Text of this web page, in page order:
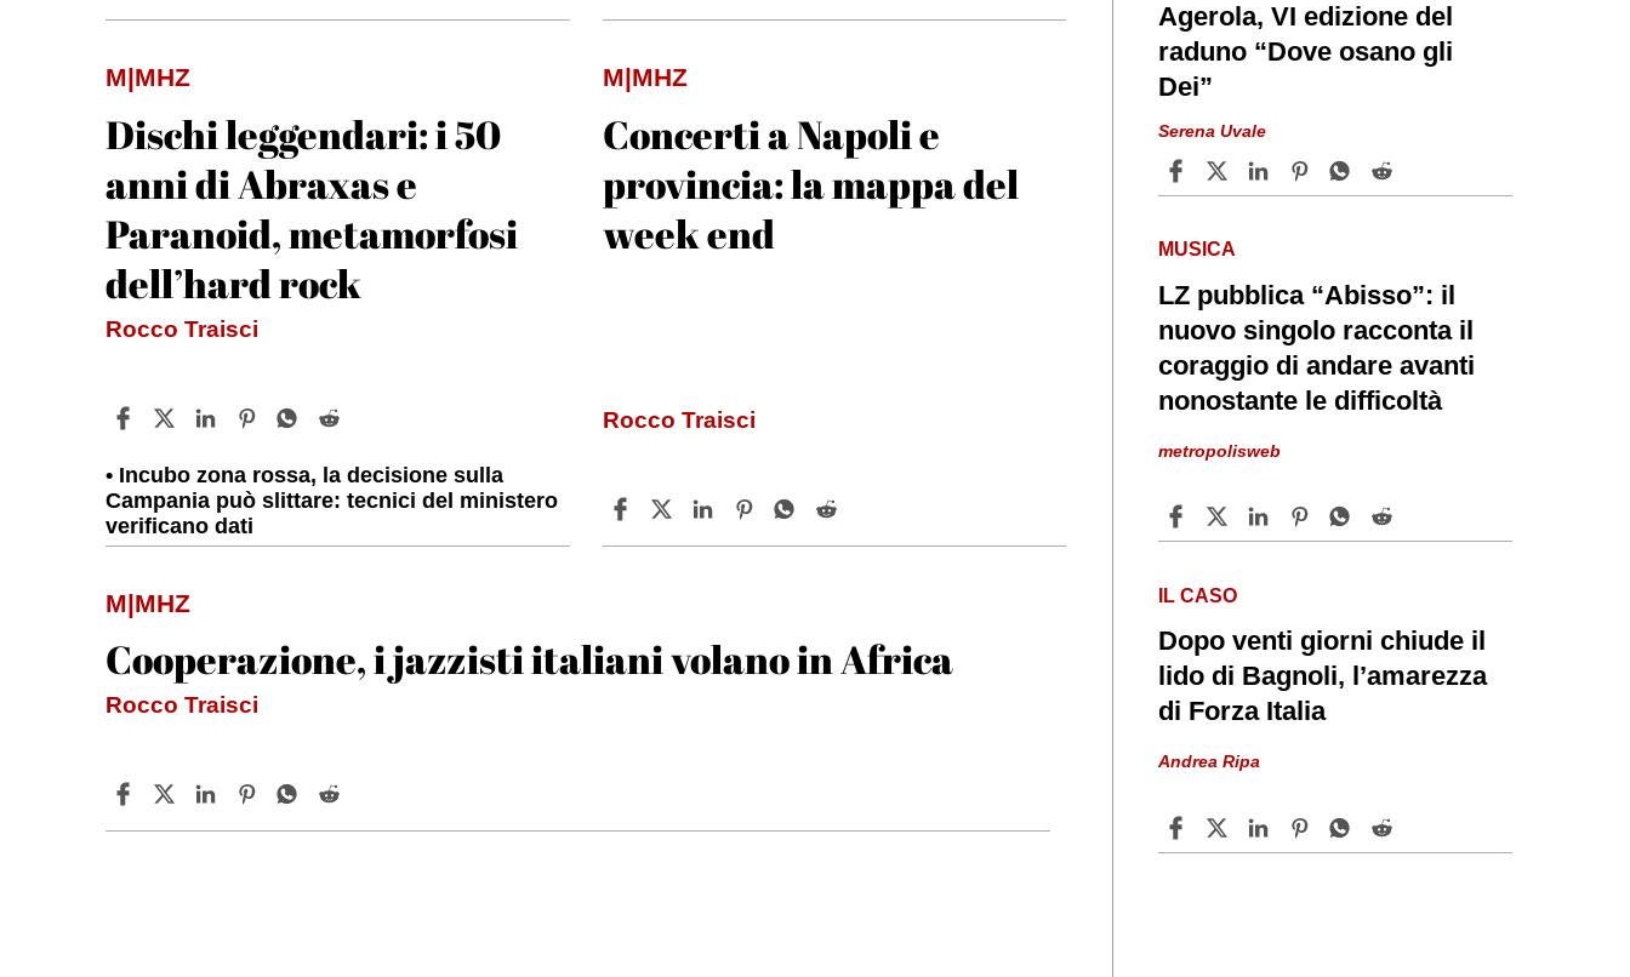
M|MHZ
Dischi leggendari: i 50
anni di Abraxas e
Paranoid, metamorfosi
dell’hard rock
Rocco Traisci
Incubo zona rossa, la decisione sulla
Campania può slittare: tecnici del ministero
verificano dati
M|MHZ
Concerti a Napoli e
provincia: la mappa del
week end
Rocco Traisci
M|MHZ
Cooperazione, i jazzisti italiani volano in Africa
Rocco Traisci
Agerola, VI edizione del
raduno “Dove osano gli
Dei”
Serena Uvale
MUSICA
LZ pubblica “Abisso”: il
nuovo singolo racconta il
coraggio di andare avanti
nonostante le difficoltà
metropolisweb
IL CASO
Dopo venti giorni chiude il
lido di Bagnoli, l’amarezza
di Forza Italia
Andrea Ripa